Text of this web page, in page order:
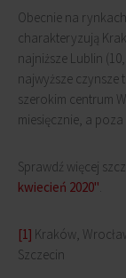
Obecnie na
charakteryzują
najniższe Lublin
najwyższe
szerokim centrum
miesięcznie, a
Sprawdź więcej
kwiecień 2020"
[1] Kraków,
Szczecin